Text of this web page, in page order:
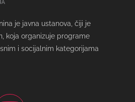
je javna ustanova, čiji je
koja organizuje programe
i socijalnim kategorijama